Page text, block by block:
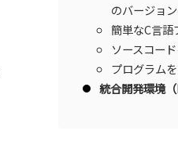
のバージョ
簡単なC言語
ソースコー
プログラム
統合開発環境